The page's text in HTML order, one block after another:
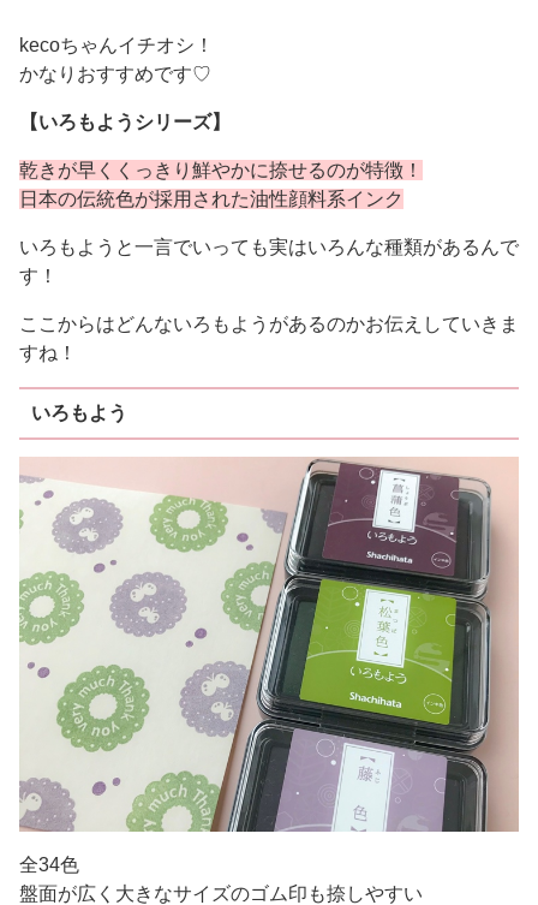
kecoちゃんイチオシ！
かなりおすすめです♡
【いろもようシリーズ】
乾きが早くくっきり鮮やかに捺せるのが特徴！
日本の伝統色が採用された油性顔料系インク
いろもようと一言でいっても実はいろんな種類があるんで
す！
ここからはどんないろもようがあるのかお伝えしていきま
すね！
いろもよう
全34色
盤面が広く大きなサイズのゴム印も捺しやすい